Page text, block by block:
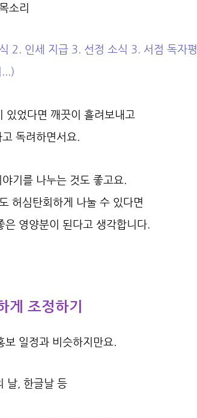
소리
2. 인세 지급 3. 선정 소식 3. 서점 독자평
있었다면 깨끗이 흘려보내고
독려하면서요.
기를 나누는 것도 좋고요.
허심탄회하게 나눌 수 있다면
영양분이 된다고 생각합니다.
게 조정하기
보 일정과 비슷하지만요.
날, 한글날 등